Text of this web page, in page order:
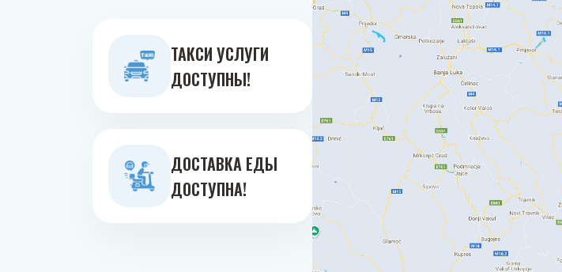
ТАКСИ УСЛУГИ
ДОСТУПНЫ!
ДОСТАВКА ЕДЫ
ДОСТУПНА!